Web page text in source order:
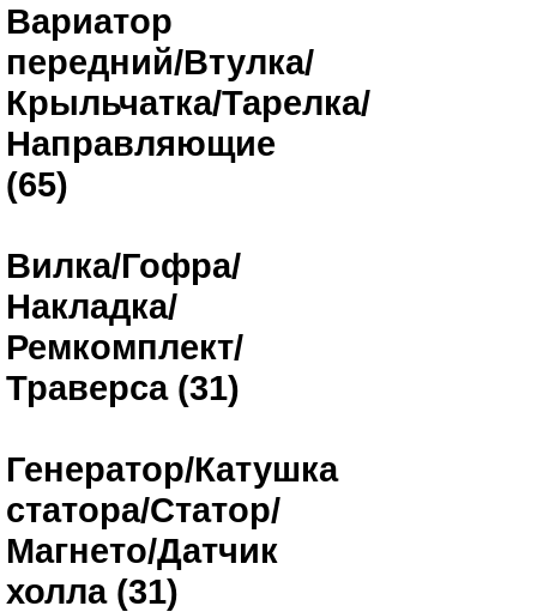
Вариатор
передний/Втулка/
Крыльчатка/Тарелка/
Направляющие
(65)
Вилка/Гофра/
Накладка/
Ремкомплект/
Траверса (31)
Генератор/Катушка
статора/Статор/
Магнето/Датчик
холла (31)